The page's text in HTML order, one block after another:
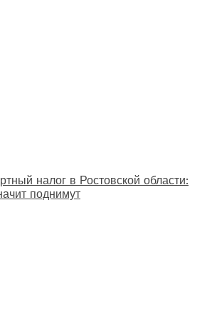
налог в Ростовской области:
поднимут